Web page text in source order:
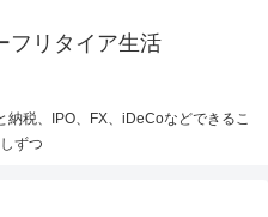
フリタイア生活
税、IPO、FX、iDeCoなどできるこ
ずつ